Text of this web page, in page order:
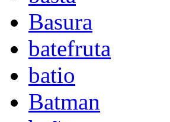
Basura
batefruta
batio
Batman